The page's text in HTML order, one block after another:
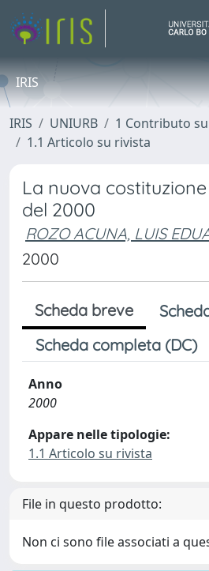
IRIS
IRIS UNIURB
1 Contributo
1.1 Articolo su rivista
La nuova
del 2000
ROZO ACUNA, LUIS
2000
Scheda breve
Scheda completa (DC)
Anno
2000
Appare nelle tipologie:
1.1 Articolo su rivista
File in questo prodotto:
Non ci sono file associati a